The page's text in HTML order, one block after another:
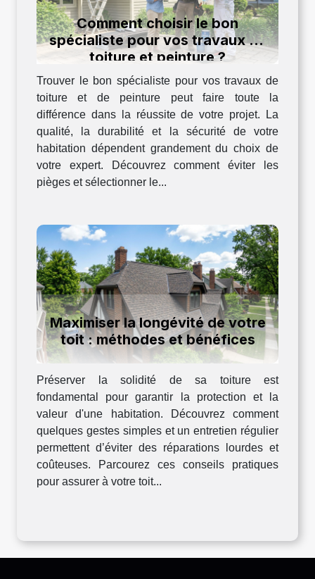
Comment choisir le bon
spécialiste pour vos travaux de
toiture et peinture ?
Trouver le bon spécialiste pour vos travaux de
toiture et de peinture peut faire toute la
différence dans la réussite de votre projet. La
qualité, la durabilité et la sécurité de votre
habitation dépendent grandement du choix de
votre expert. Découvrez comment éviter les
pièges et sélectionner le...
Maximiser la longévité de votre
toit : méthodes et bénéfices
Préserver la solidité de sa toiture est
fondamental pour garantir la protection et la
valeur d'une habitation. Découvrez comment
quelques gestes simples et un entretien régulier
permettent d’éviter des réparations lourdes et
coûteuses. Parcourez ces conseils pratiques
pour assurer à votre toit...